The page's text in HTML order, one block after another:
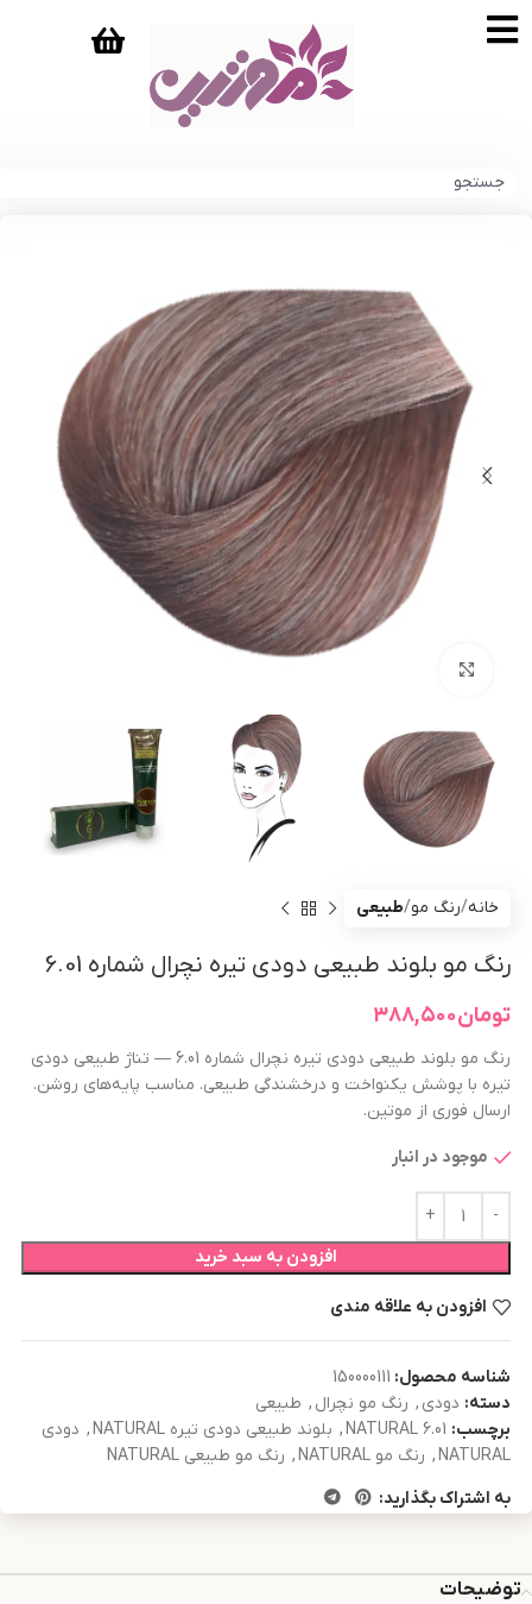
خانه رنگ مو طبیعی
رنگ مو بلوند طبیعی دودی تیره نچرال شماره 6.01
تومان۳۸۸,۵۰۰
رنگ مو بلوند طبیعی دودی تیره نچرال شماره 6.01 — تناژ طبیعی دودی
تیره با پوشش یکنواخت و درخشندگی طبیعی. مناسب پایه‌های روشن.
ارسال فوری از موتین.
موجود در انبار
افزودن به سبد خرید
افزودن به علاقه مندی
شناسه محصول: 150000111
دسته: دودی , رنگ مو نچرال , طبیعی
برچسب: 6.01 NATURAL
, بلوند طبیعی دودی تیره NATURAL , دودی
NATURAL
, رنگ مو NATURAL , رنگ مو طبیعی NATURAL
به اشتراک بگذارید:
توضیحات